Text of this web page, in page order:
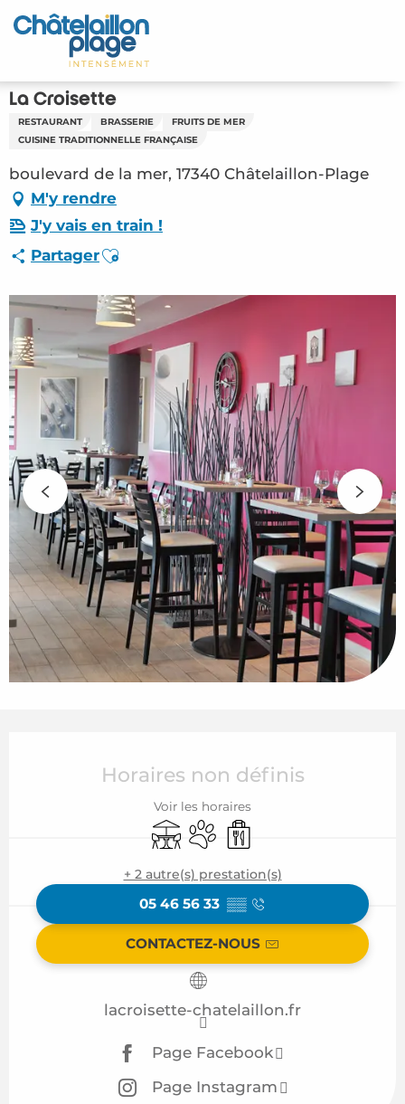
Aller
au
principal
Accueil
Découvrir
Activités
A vivre
Rendez-vous
Votre séjour
Espace Pro
La Croisette
RESTAURANT BRASSERIE
FRUITS DE MER
CUISINE TRADITIONNELLE FRANÇAISE
boulevard de la mer, 17340 Châtelaillon-Plage
M'y rendre
J'y vais en train !
PartagerAjouter aux favoris
Horaires non définis
Voir les horaires
TerrasseAnimaux acceptés
Vente à emporter
+ 2 autre(s) prestation(s)
05 46 56 33 ▒▒
CONTACTEZ-NOUS
lacroisette-chatelaillon.fr
Page Facebook
Page Instagram